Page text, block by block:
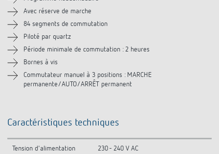
Accessoires
Avec réserve de marche
84 segments de commutation
Piloté par quartz
Période minimale de commutation : 2 heures
Bornes à vis
Commutateur manuel à 3 positions : MARCHE
permanente/AUTO/ARRÊT permanent
Caractéristiques techniques
Tension d'alimentation 230 - 240 V AC